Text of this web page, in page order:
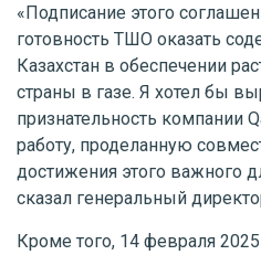
«Подписание этого
готовность ТШО оказать
Казахстан в обеспечении
страны в газе. Я хотел бы
признательность компании
работу, проделанную
достижения этого важного
сказал генеральный
Кроме того, 14 февраля